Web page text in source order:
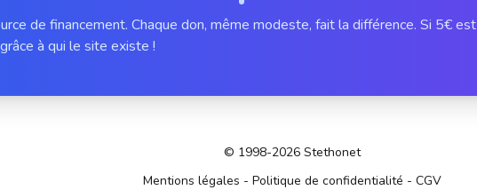
de financement. Chaque don, même modeste, fait la différence. Si 5€ est
à qui le site existe !
© 1998-2026 Stethonet
Mentions légales - Politique de confidentialité - CGV